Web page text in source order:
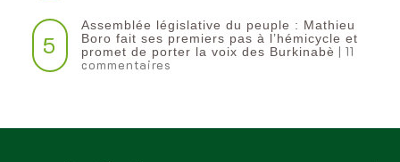
5
Assemblée législative du peuple : Mathieu
Boro fait ses premiers pas à l’hémicycle et
promet de porter la voix des Burkinabè | 11
commentaires